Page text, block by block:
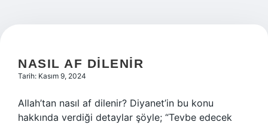
NASIL AF DILENIR
Tarih: Kasım 9, 2024
Allah’tan nasıl af dilenir? Diyanet’in bu konu
hakkında verdiği detaylar şöyle; “Tevbe edecek